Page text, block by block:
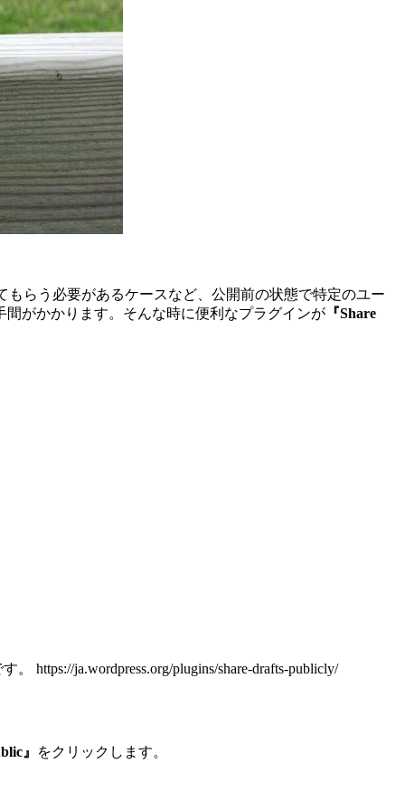
らう必要があるケースなど、公開前の状態で特定のユー
がかかります。そんな時に便利なプラグインが 『Share
https://ja.wordpress.org/plugins/share-drafts-publicly/
』 をクリックします。